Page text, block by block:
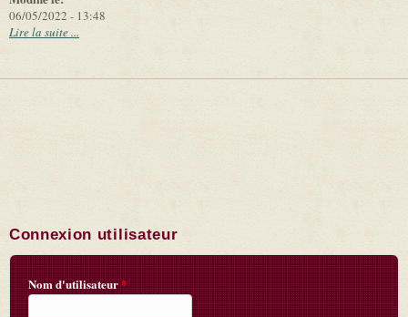
06/05/2022 - 13:48
Lire la suite ...
Connexion utilisateur
Nom d'utilisateur*